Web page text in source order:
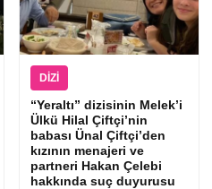
DIZI
“Yeraltı” dizisinin Melek’i
Ülkü Hilal Çiftçi’nin
babası Ünal Çiftçi’den
kızının menajeri ve
partneri Hakan Çelebi
hakkında suç duyurusu